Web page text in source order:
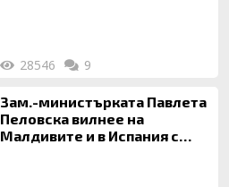
28546 9
Зам.-министърката Павлета
Пеловска вилнее на
Малдивите и в Испания с